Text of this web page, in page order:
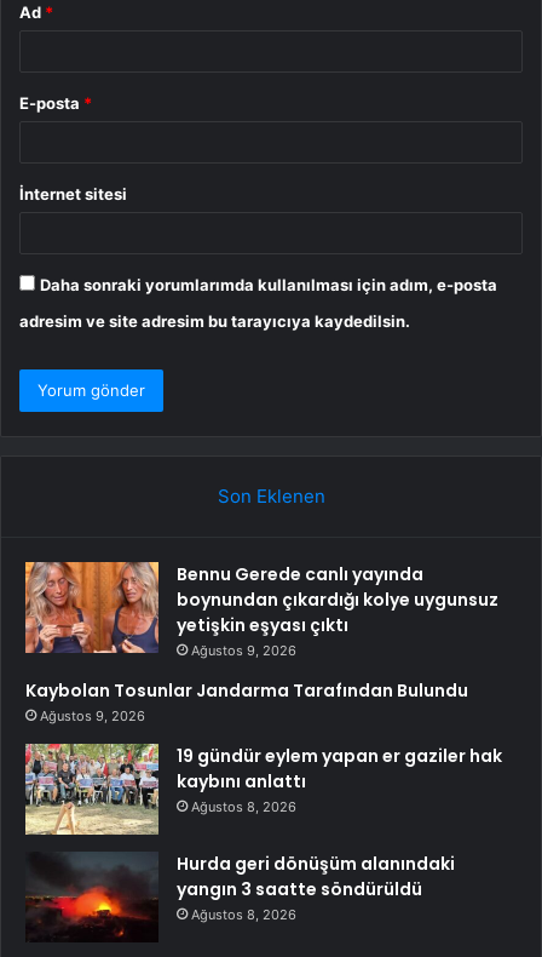
Ad *
E-posta *
İnternet sitesi
Daha sonraki yorumlarımda kullanılması için adım, e-posta
adresim ve site adresim bu tarayıcıya kaydedilsin.
Son Eklenen
Bennu Gerede canlı yayında
boynundan çıkardığı kolye uygunsuz
yetişkin eşyası çıktı
Ağustos 9, 2026
Kaybolan Tosunlar Jandarma Tarafından Bulundu
Ağustos 9, 2026
19 gündür eylem yapan er gaziler hak
kaybını anlattı
Ağustos 8, 2026
Hurda geri dönüşüm alanındaki
yangın 3 saatte söndürüldü
Ağustos 8, 2026